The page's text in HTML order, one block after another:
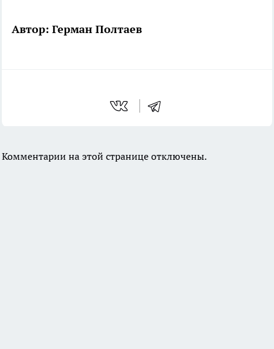
Автор: Герман Полтаев
Комментарии на этой странице отключены.